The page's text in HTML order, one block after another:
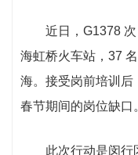
近日，G1378 次 “
海虹桥火车站，37
海。接受岗前培训后
春节期间的岗位缺口
此次行动是闵行